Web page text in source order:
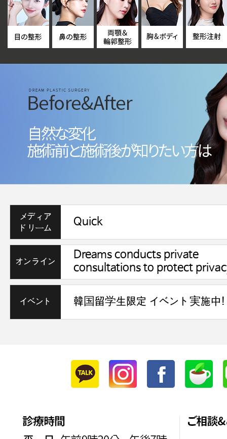
メディア
ドリーム
Quick
オンライン
相談
Dreams conducts private
consultations to protect
イベント